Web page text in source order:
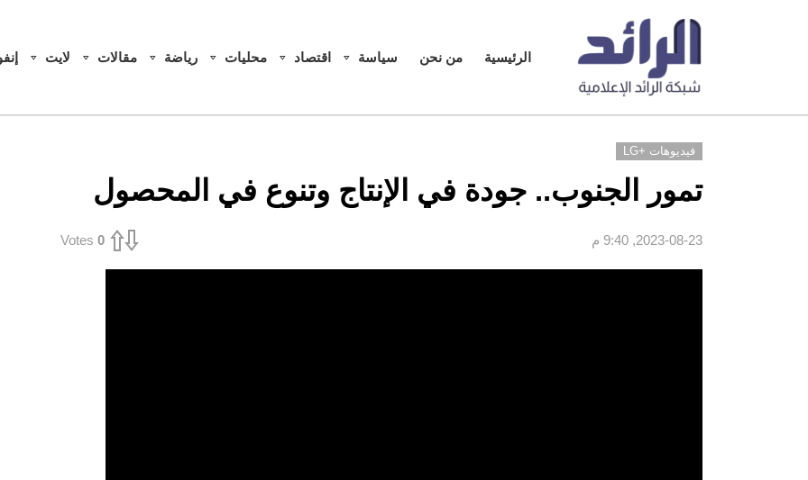
الرئيسية من نحن سياسة اقتصاد محليات رياضة مقالات لايت
فيديوهات +LG
تمور الجنوب.. جودة في الإنتاج وتنوع في المحصول
2023-08-23, 9:40 م 0
Votes